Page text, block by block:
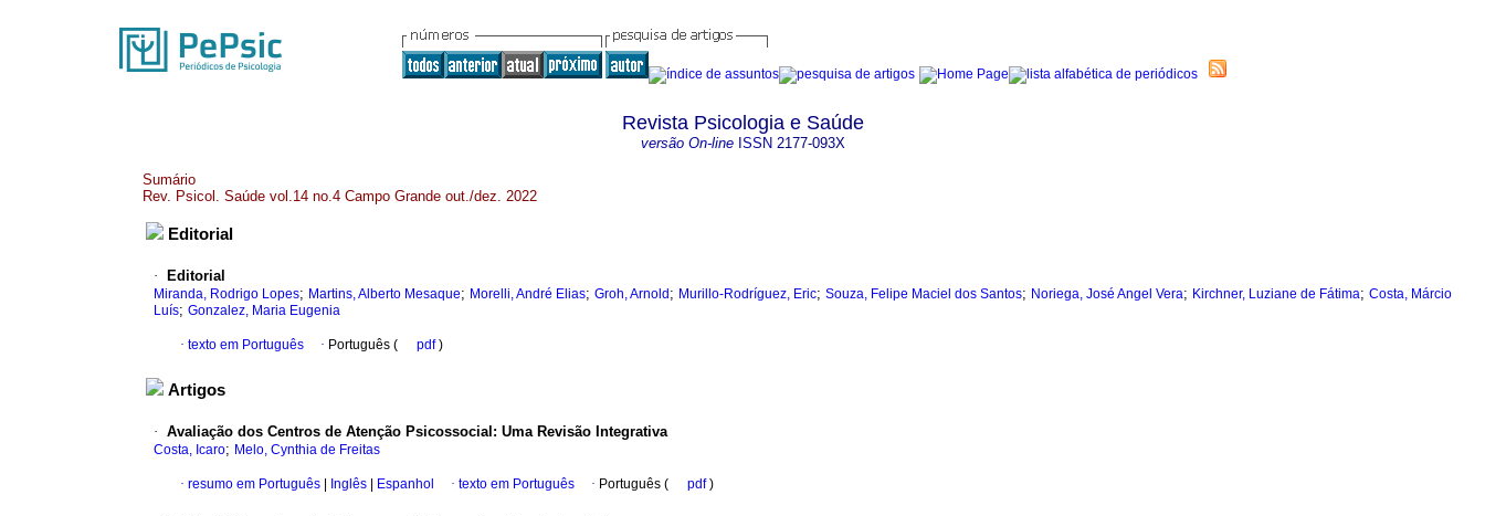
Revista Psicologia e Saúde
versão On-lineISSN 2177-093X
Sumário
Rev. Psicol. Saúde vol.14 no.4 Campo Grande out./dez. 2022
Editorial
· Editorial
Miranda, Rodrigo Lopes; Martins, Alberto Mesaque; Morelli, André Elias; Groh, Arnold ; Murillo-Rodríguez, Eric; Souza, Felipe Maciel dos Santos; Noriega, José Angel Vera; Kirchner, Luziane de Fátima; Costa, Márcio
Luís; Gonzalez, Maria Eugenia
· texto em Português · Português ( pdf)
Artigos
· Avaliação dos Centros de Atenção Psicossocial: Uma Revisão Integrativa
Costa, Icaro; Melo, Cynthia de Freitas
· resumo em Português Inglês Espanhol · texto em Português · Português ( pdf)